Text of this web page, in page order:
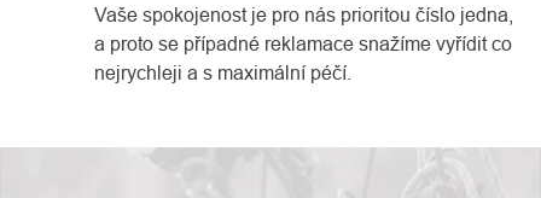
Vaše spokojenost je pro nás prioritou číslo jedna,
a proto se případné reklamace snažíme vyřídit co
nejrychleji a s maximální péčí.